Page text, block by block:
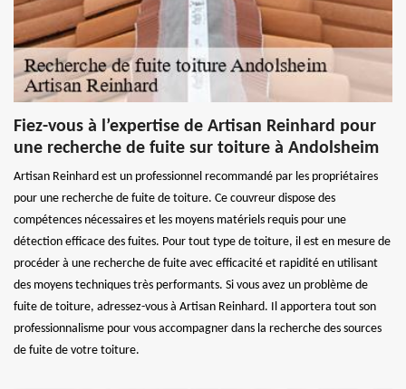
Fiez-vous à l’expertise de Artisan Reinhard pour
une recherche de fuite sur toiture à Andolsheim
Artisan Reinhard est un professionnel recommandé par les propriétaires
pour une recherche de fuite de toiture. Ce couvreur dispose des
compétences nécessaires et les moyens matériels requis pour une
détection efficace des fuites. Pour tout type de toiture, il est en mesure de
procéder à une recherche de fuite avec efficacité et rapidité en utilisant
des moyens techniques très performants. Si vous avez un problème de
fuite de toiture, adressez-vous à Artisan Reinhard. Il apportera tout son
professionnalisme pour vous accompagner dans la recherche des sources
de fuite de votre toiture.